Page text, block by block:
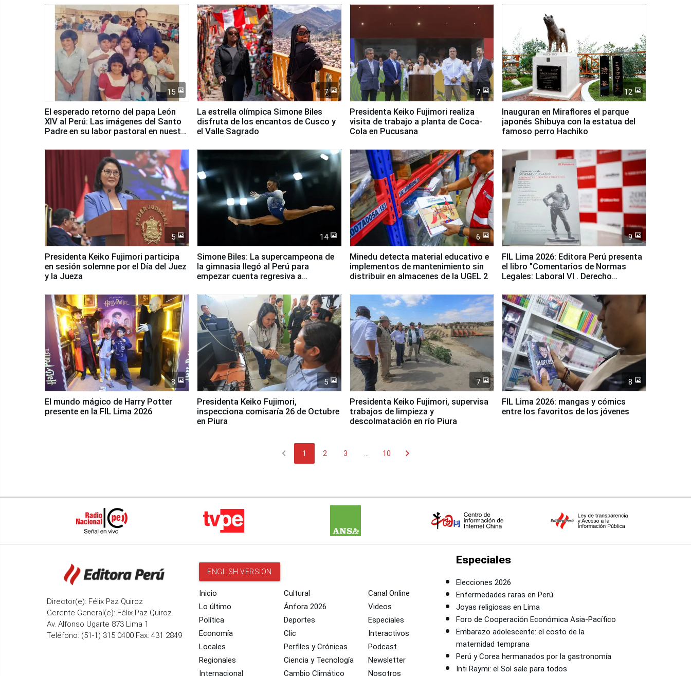
15
El esperado retorno del papa León
XIV al Perú: Las imágenes del Santo
Padre en su labor pastoral en nuestro
7
La estrella olímpica Simone Biles
disfruta de los encantos de Cusco y
el Valle Sagrado
7
Presidenta Keiko Fujimori realiza
visita de trabajo a planta de Coca-
Cola en Pucusana
12
Inauguran en Miraflores el parque
japonés Shibuya con la estatua del
famoso perro Hachiko
5
Presidenta Keiko Fujimori participa
en sesión solemne por el Día del Juez
y la Jueza
14
Simone Biles: La supercampeona de
la gimnasia llegó al Perú para
empezar cuenta regresiva a
6
Minedu detecta material educativo e
implementos de mantenimiento sin
distribuir en almacenes de la UGEL 2
9
FIL Lima 2026: Editora Perú presenta
el libro "Comentarios de Normas
Legales: Laboral Vl . Derecho
8
El mundo mágico de Harry Potter
presente en la FIL Lima 2026
5
Presidenta Keiko Fujimori,
inspecciona comisaría 26 de Octubre
en Piura
7
Presidenta Keiko Fujimori, supervisa
trabajos de limpieza y
descolmatación en río Piura
8
FIL Lima 2026: mangas y cómics
entre los favoritos de los jóvenes
chevron_left 1 2 3 10 chevron_right
Director(e): Félix Paz Quiroz
Gerente General(e): Félix Paz Quiroz
Av. Alfonso Ugarte 873 Lima 1
Teléfono: (51-1) 315 0400 Fax: 431 2849
ENGLISH VERSION
Inicio
Lo último
Política
Economía
Locales
Regionales
Internacional
Cultural
Ánfora 2026
Deportes
Clic
Perfiles y Crónicas
Ciencia y Tecnología
Cambio Climático
Canal Online
Videos
Especiales
Interactivos
Podcast
Newsletter
Nosotros
Especiales
Elecciones 2026
Enfermedades raras en Perú
Joyas religiosas en Lima
Foro de Cooperación Económica Asia-Pacífico
Embarazo adolescente: el costo de la
maternidad temprana
Perú y Corea hermanados por la gastronomía
Inti Raymi: el Sol sale para todos